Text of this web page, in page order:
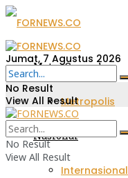
Metro Sumsel
Metropolis
Nasional
Internasional
Jumat, 7 Agustus 2026
No Result
View All Result
No Result
View All Result